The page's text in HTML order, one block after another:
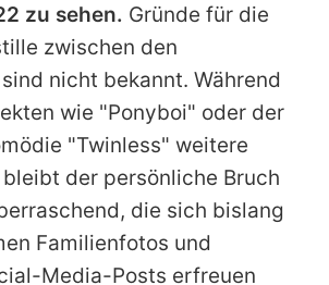
zu sehen. Gründe für die
zwischen den
nicht bekannt. Während
wie "Ponyboi" oder der
"Twinless" weitere
der persönliche Bruch
die sich bislang
Familienfotos und
Media-Posts erfreuen